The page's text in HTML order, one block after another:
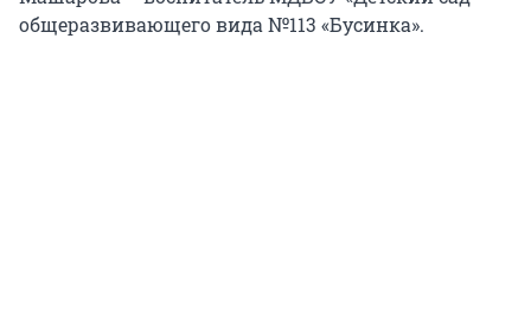
общеразвивающего вида №113 «Бусинка».